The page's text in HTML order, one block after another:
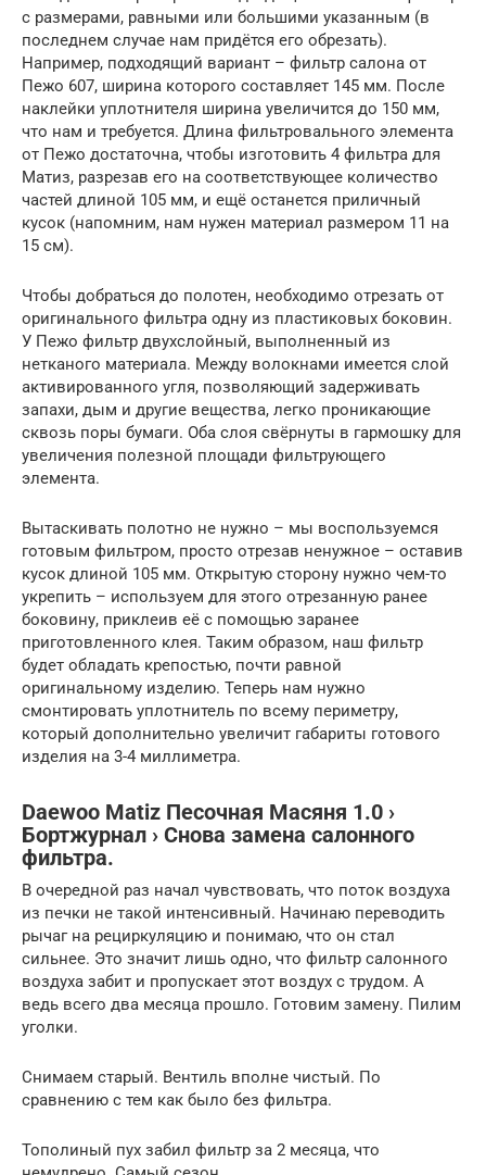
с размерами, равными или большими указанным (в
последнем случае нам придётся его обрезать).
Например, подходящий вариант – фильтр салона от
Пежо 607, ширина которого составляет 145 мм. После
наклейки уплотнителя ширина увеличится до 150 мм,
что нам и требуется. Длина фильтровального элемента
от Пежо достаточна, чтобы изготовить 4 фильтра для
Матиз, разрезав его на соответствующее количество
частей длиной 105 мм, и ещё останется приличный
кусок (напомним, нам нужен материал размером 11 на
15 см).
Чтобы добраться до полотен, необходимо отрезать от
оригинального фильтра одну из пластиковых боковин.
У Пежо фильтр двухслойный, выполненный из
нетканого материала. Между волокнами имеется слой
активированного угля, позволяющий задерживать
запахи, дым и другие вещества, легко проникающие
сквозь поры бумаги. Оба слоя свёрнуты в гармошку для
увеличения полезной площади фильтрующего
элемента.
Вытаскивать полотно не нужно – мы воспользуемся
готовым фильтром, просто отрезав ненужное – оставив
кусок длиной 105 мм. Открытую сторону нужно чем-то
укрепить – используем для этого отрезанную ранее
боковину, приклеив её с помощью заранее
приготовленного клея. Таким образом, наш фильтр
будет обладать крепостью, почти равной
оригинальному изделию. Теперь нам нужно
смонтировать уплотнитель по всему периметру,
который дополнительно увеличит габариты готового
изделия на 3-4 миллиметра.
Daewoo Matiz Песочная Масяня 1.0 ›
Бортжурнал › Снова замена салонного
фильтра.
В очередной раз начал чувствовать, что поток воздуха
из печки не такой интенсивный. Начинаю переводить
рычаг на рециркуляцию и понимаю, что он стал
сильнее. Это значит лишь одно, что фильтр салонного
воздуха забит и пропускает этот воздух с трудом. А
ведь всего два месяца прошло. Готовим замену. Пилим
уголки.
Снимаем старый. Вентиль вполне чистый. По
сравнению с тем как было без фильтра.
Тополиный пух забил фильтр за 2 месяца, что